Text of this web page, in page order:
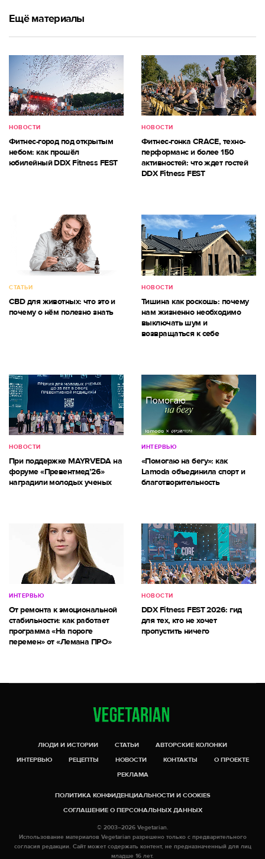
Ещё материалы
НОВОСТИ
Фитнес-город под открытым
небом: как прошёл
юбилейный DDX Fitness FEST
НОВОСТИ
Фитнес-гонка CRACE, техно-
перформанс и более 150
активностей: что ждет гостей
DDX Fitness FEST
СТАТЬИ
CBD для животных: что это и
почему о нём полезно знать
НОВОСТИ
Тишина как роскошь: почему
нам жизненно необходимо
выключать шум и
возвращаться к себе
НОВОСТИ
При поддержке MAYRVEDA на
форуме «Превентмед’26»
наградили молодых ученых
ИНТЕРВЬЮ
«Помогаю на бегу»: как
Lamoda объединила спорт и
благотворительность
ИНТЕРВЬЮ
От ремонта к эмоциональной
стабильности: как работает
программа «На пороге
перемен» от «Лемана ПРО»
НОВОСТИ
DDX Fitness FEST 2026: гид
для тех, кто не хочет
пропустить ничего
ЛЮДИ И ИСТОРИИ СТАТЬИ
АВТОРСКИЕ КОЛОНКИ
ИНТЕРВЬЮ
РЕЦЕПТЫ НОВОСТИ КОНТАКТЫ
О ПРОЕКТЕ
РЕКЛАМА
ПОЛИТИКА КОНФИДЕНЦИАЛЬНОСТИ И COOKIES
СОГЛАШЕНИЕ О ПЕРСОНАЛЬНЫХ ДАННЫХ
© 2003–2026 Vegetarian.
Использование материалов Vegetarian разрешено только с предварительного
согласия редакции. Сайт может содержать контент, не предназначенный для лиц
младше 16 лет.